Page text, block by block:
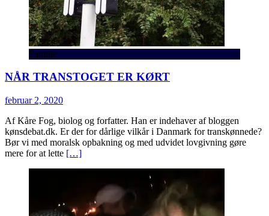
Familie
NÅR TRANSTOGET ER KØRT
februar 2, 2020
Af Kåre Fog, biolog og forfatter. Han er indehaver af bloggen
kønsdebat.dk. Er der for dårlige vilkår i Danmark for transkønnede?
Bør vi med moralsk opbakning og med udvidet lovgivning gøre
mere for at lette […]